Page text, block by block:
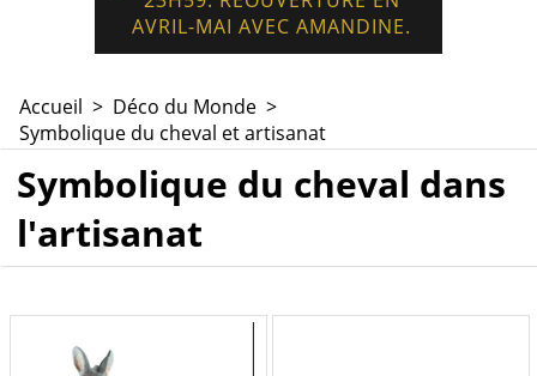
AVRIL-MAI AVEC AMANDINE.
Accueil > Déco du Monde >
Symbolique du cheval et artisanat
Symbolique du cheval dans
l'artisanat